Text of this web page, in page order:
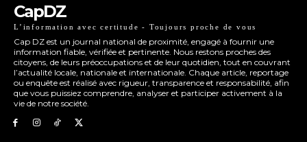
CapDZ
L’information avec certitude - Toujours proche de vous
Cap DZ est un journal national de proximité, engagé à fournir une
information fiable, vérifiée et pertinente. Nous restons proches des
citoyens, de leurs préoccupations et de leur quotidien, tout en couvrant
l’actualité locale, nationale et internationale. Chaque article, reportage
ou enquête est réalisé avec rigueur, transparence et responsabilité, afin
que vous puissiez comprendre, analyser et participer activement à la
vie de notre société.